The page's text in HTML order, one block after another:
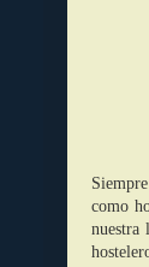
como
nuestra